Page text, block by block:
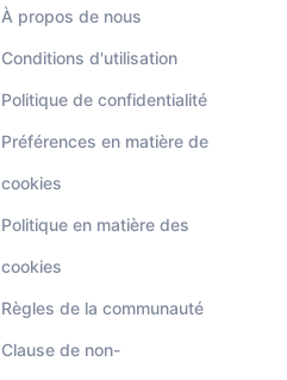
À propos de nous
Conditions d'utilisation
Politique de confidentialité
Préférences en matière de
cookies
Politique en matière des
cookies
Règles de la communauté
Clause de non-